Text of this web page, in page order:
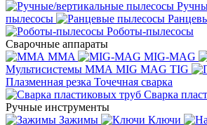
пылесосы
Роботы-пылесосы
Сварочные аппараты
MMA
MIG-MAG
Мультисистемы ММА MIG MAG TIG
Плазменная резка Точечная сварка
Cварка
Ручные инструменты
Зажимы
Ключи